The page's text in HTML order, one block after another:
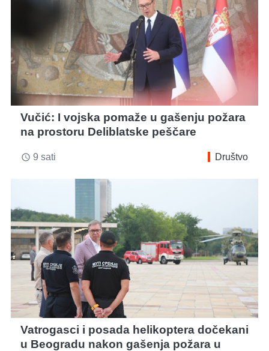
Vučić: I vojska pomaže u gašenju požara
na prostoru Deliblatske peščare
access_time 9 sati Društvo
Vatrogasci i posada helikoptera dočekani
u Beogradu nakon gašenja požara u